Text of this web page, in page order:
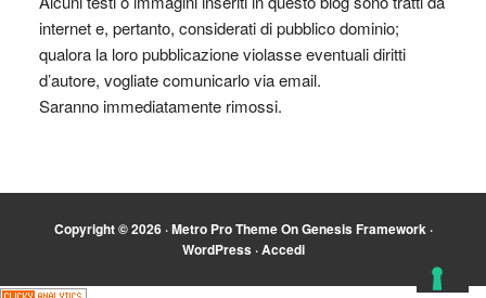
internet e, pertanto, considerati di pubblico dominio;
qualora la loro pubblicazione violasse eventuali diritti
d’autore, vogliate comunicarlo via email.
Saranno immediatamente rimossi.
Copyright © 2026 ·Metro Pro ThemeOnGenesis Framework·
WordPress·Accedi